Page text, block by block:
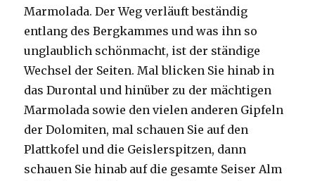
Marmolada. Der Weg verläuft beständig
entlang des Bergkammes und was ihn so
unglaublich schönmacht, ist der ständige
Wechsel der Seiten. Mal blicken Sie hinab in
das Durontal und hinüber zu der mächtigen
Marmolada sowie den vielen anderen Gipfeln
der Dolomiten, mal schauen Sie auf den
Plattkofel und die Geislerspitzen, dann
schauen Sie hinab auf die gesamte Seiser Alm